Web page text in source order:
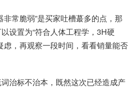
非常脆弱”是买家吐槽蕞多的点，那
设置为“符合人体工程学，3H硬
虑，再观察一段时间，看看销量能否
治标不治本，既然这次已经造成产